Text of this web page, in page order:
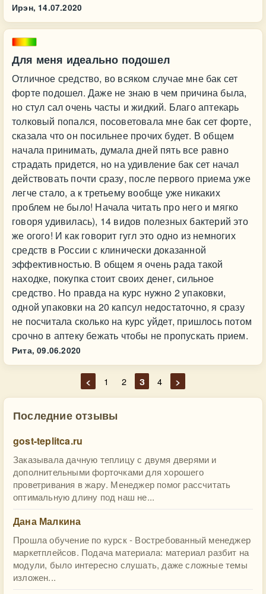
Ирэн, 14.07.2020
Для меня идеально подошел
Отличное средство, во всяком случае мне бак сет
форте подошел. Даже не знаю в чем причина была,
но стул сал очень часты и жидкий. Благо аптекарь
толковый попался, посоветовала мне бак сет форте,
сказала что он посильнее прочих будет. В общем
начала принимать, думала дней пять все равно
страдать придется, но на удивление бак сет начал
действовать почти сразу, после первого приема уже
легче стало, а к третьему вообще уже никаких
проблем не было! Начала читать про него и мягко
говоря удивилась), 14 видов полезных бактерий это
же огого! И как говорит гугл это одно из немногих
средств в России с клинически доказанной
эффективностью. В общем я очень рада такой
находке, покупка стоит своих денег, сильное
средство. Но правда на курс нужно 2 упаковки,
одной упаковки на 20 капсул недостаточно, я сразу
не посчитала сколько на курс уйдет, пришлось потом
срочно в аптеку бежать чтобы не пропускать прием.
Рита, 09.06.2020
< 1 2 3 4 >
Последние отзывы
gost-teplitca.ru
Заказывала дачную теплицу с двумя дверями и
дополнительными форточками для хорошего
проветривания в жару. Менеджер помог рассчитать
оптимальную длину под наш не...
Дана Малкина
Прошла обучение по курск - Востребованный менеджер
маркетплейсов. Подача материала: материал разбит на
модули, было интересно слушать, даже сложные темы
изложен...